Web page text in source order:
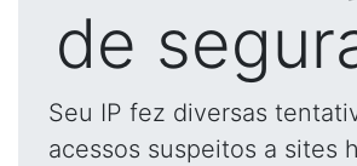
de
Seu IP fez diversas
acessos suspeitos a sites